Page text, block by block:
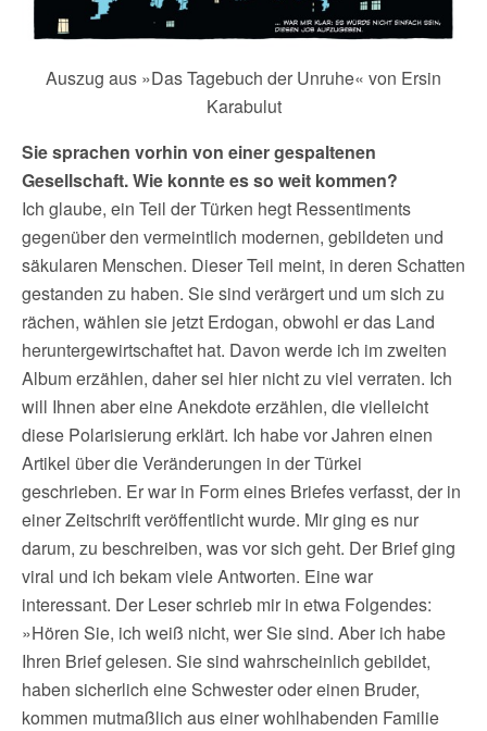
Auszug aus »Das Tagebuch der Unruhe« von Ersin
Karabulut
Sie sprachen vorhin von einer gespaltenen
Gesellschaft. Wie konnte es so weit kommen?
Ich glaube, ein Teil der Türken hegt Ressentiments
gegenüber den vermeintlich modernen, gebildeten und
säkularen Menschen. Dieser Teil meint, in deren Schatten
gestanden zu haben. Sie sind verärgert und um sich zu
rächen, wählen sie jetzt Erdogan, obwohl er das Land
heruntergewirtschaftet hat. Davon werde ich im zweiten
Album erzählen, daher sei hier nicht zu viel verraten. Ich
will Ihnen aber eine Anekdote erzählen, die vielleicht
diese Polarisierung erklärt. Ich habe vor Jahren einen
Artikel über die Veränderungen in der Türkei
geschrieben. Er war in Form eines Briefes verfasst, der in
einer Zeitschrift veröffentlicht wurde. Mir ging es nur
darum, zu beschreiben, was vor sich geht. Der Brief ging
viral und ich bekam viele Antworten. Eine war
interessant. Der Leser schrieb mir in etwa Folgendes:
»Hören Sie, ich weiß nicht, wer Sie sind. Aber ich habe
Ihren Brief gelesen. Sie sind wahrscheinlich gebildet,
haben sicherlich eine Schwester oder einen Bruder,
kommen mutmaßlich aus einer wohlhabenden Familie